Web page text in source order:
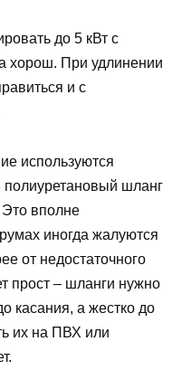
до 5 кВт с
хорош. При удлинении
и с
используются
шланг
вполне
иногда жалуются
от недостаточного
прост – шланги нужно
касания, а жестко до
их на ПВХ или